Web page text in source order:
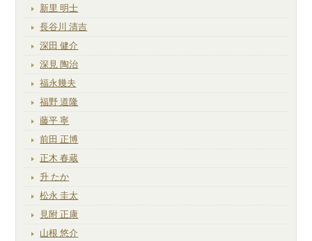
新里 明士
長谷川 清吉
深田 健介
深見 陶治
福永幾夫
福野 道隆
藤平 寧
前田 正博
正木 春蔵
升 たか
松永 圭太
見附 正康
山根 悠介